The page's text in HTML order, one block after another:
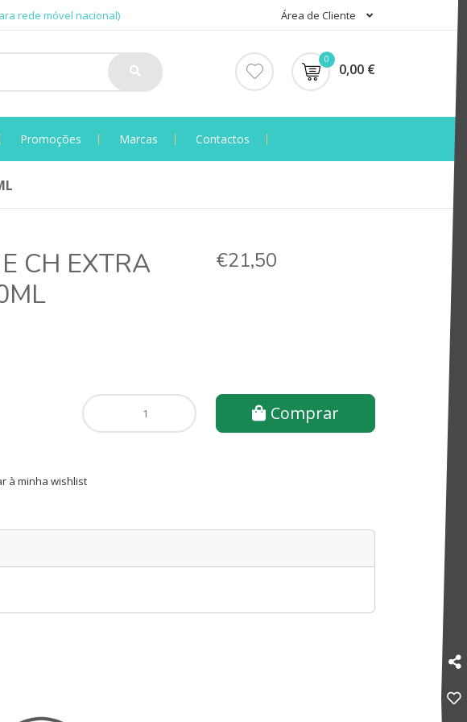
rede móvel nacional) Área de Cliente
0
0,00 €
Promoções Marcas Contactos
CH EXTRA
€21,50
Comprar
à minha wishlist